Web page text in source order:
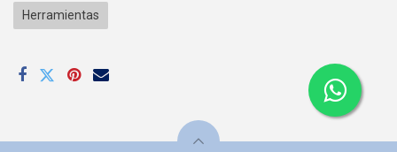
Herramientas